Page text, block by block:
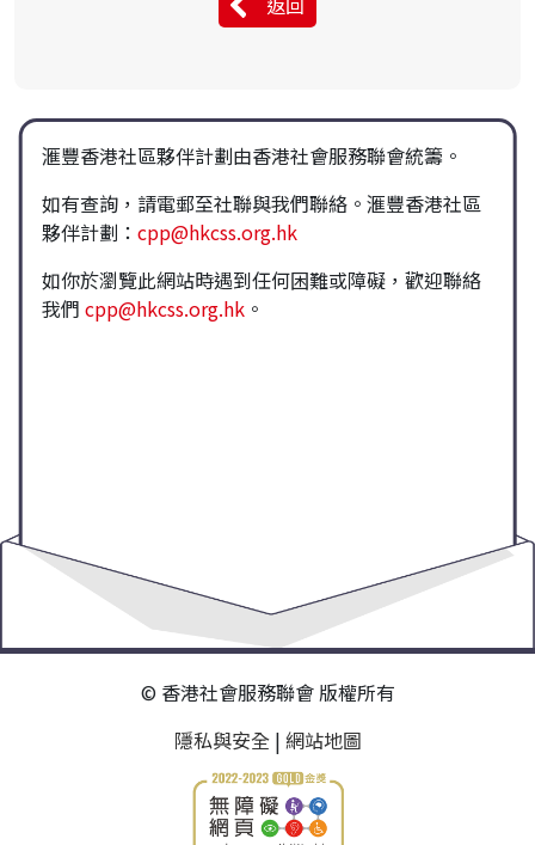
滙豐香港社區夥伴計劃由香港社會服務聯會統籌。
如有查詢，請電郵至社聯與我們聯絡。滙豐香港社區
夥伴計劃： cpp@hkcss.org.hk
如你於瀏覽此網站時遇到任何困難或障礙，歡迎聯絡
我們 cpp@hkcss.org.hk。
© 香港社會服務聯會 版權所有
隱私與安全| 網站地圖